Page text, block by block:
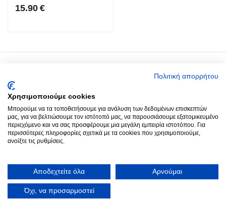
15.90 €
Around you
Παραγγελίες
© 2022 - 2026 Aroundyou.Κατασκευή Ιστοσελίδων
Πολιτική απορρήτου
Χρησιμοποιούμε cookies
Μπορούμε να τα τοποθετήσουμε για ανάλυση των δεδομένων επισκεπτών
μας, για να βελτιώσουμε τον ιστότοπό μας, να παρουσιάσουμε εξατομικευμένο
περιεχόμενο και να σας προσφέρουμε μια μεγάλη εμπειρία ιστοτόπου. Για
περισσότερες πληροφορίες σχετικά με τα cookies που χρησιμοποιούμε,
ανοίξτε τις ρυθμίσεις.
Αποδεχτείτε όλα Αρνούμαι
Όχι, να προσαρμοστεί